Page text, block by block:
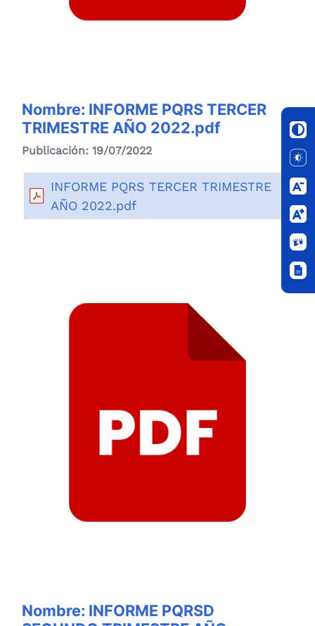
Nombre: INFORME PQRS TERCER
TRIMESTRE AÑO 2022.pdf
Publicación: 19/07/2022
INFORME PQRS TERCER TRIMESTRE
AÑO 2022.pdf
Nombre: INFORME PQRSD